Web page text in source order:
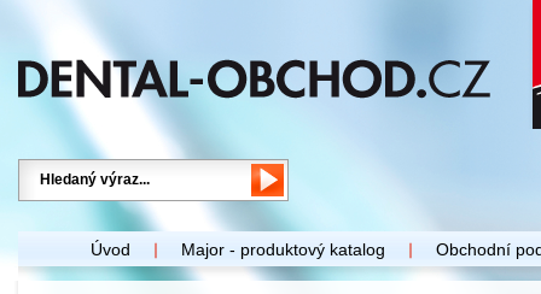
Úvod Major - produktový katalog Obchodní